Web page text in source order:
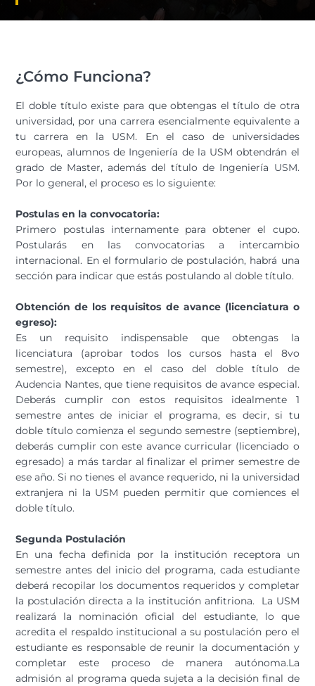
¿Cómo Funciona?
El doble título existe para que obtengas el título de otra
universidad, por una carrera esencialmente equivalente a
tu carrera en la USM. En el caso de universidades
europeas, alumnos de Ingeniería de la USM obtendrán el
grado de Master, además del título de Ingeniería USM.
Por lo general, el proceso es lo siguiente:
Postulas en la convocatoria:
Primero postulas internamente para obtener el cupo.
Postularás en las convocatorias a intercambio
internacional. En el formulario de postulación, habrá una
sección para indicar que estás postulando al doble título.
Obtención de los requisitos de avance (licenciatura o
egreso):
Es un requisito indispensable que obtengas la
licenciatura (aprobar todos los cursos hasta el 8vo
semestre), excepto en el caso del doble título de
Audencia Nantes, que tiene requisitos de avance especial.
Deberás cumplir con estos requisitos idealmente 1
semestre antes de iniciar el programa, es decir, si tu
doble título comienza el segundo semestre (septiembre),
deberás cumplir con este avance curricular (licenciado o
egresado) a más tardar al finalizar el primer semestre de
ese año. Si no tienes el avance requerido, ni la universidad
extranjera ni la USM pueden permitir que comiences el
doble título.
Segunda Postulación
En una fecha definida por la institución receptora un
semestre antes del inicio del programa, cada estudiante
deberá recopilar los documentos requeridos y completar
la postulación directa a la institución anfitriona. La USM
realizará la nominación oficial del estudiante, lo que
acredita el respaldo institucional a su postulación pero el
estudiante es responsable de reunir la documentación y
completar este proceso de manera autónoma.La
admisión al programa queda sujeta a la decisión final de